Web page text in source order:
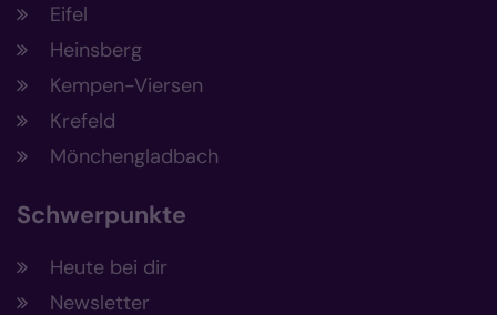
Eifel
Heinsberg
Kempen-Viersen
Krefeld
Mönchengladbach
Schwerpunkte
Heute bei dir
Newsletter